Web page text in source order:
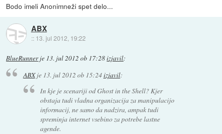
Bodo imeli Anonimneži spet delo...
ABX
:: 13. jul 2012, 19:22
BlueRunnerje 13. jul 2012 ob 17:28izjavil:
ABXje 13. jul 2012 ob 15:24izjavil:
In kje je scenariji od Ghost in the Shell? Kjer
obstaja tudi vladna organizacija za manipulacijo
informacij, ne samo da nadzira, ampak tudi
spreminja internet vsebino za potrebe lastne
agende.